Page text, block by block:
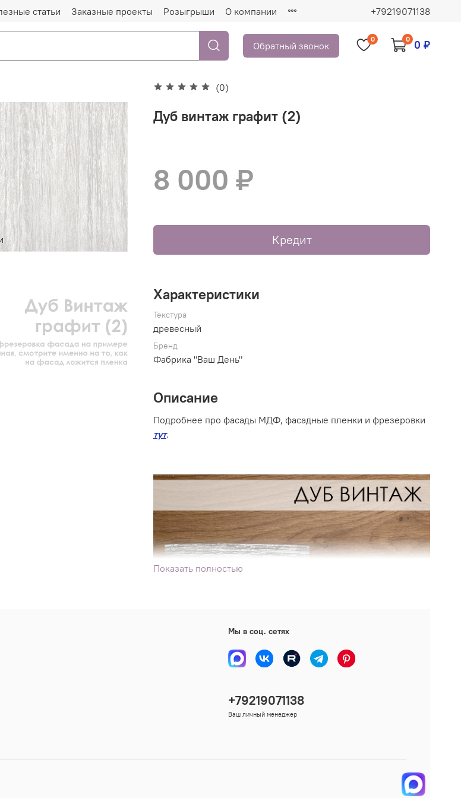
статьи Заказные проекты Розыгрыши О компании +79219071138
Обратный звонок
0 0 0 ₽
(0)
Дуб винтаж графит (2)
8 000 ₽
Кредит
Характеристики
Текстура
древесный
Бренд
Фабрика "Ваш День"
Описание
Подробнее про фасады МДФ, фасадные пленки и фрезеровки
тут.
Показать полностью
Мы в соц. сетях
+79219071138
Ваш личный менеджер